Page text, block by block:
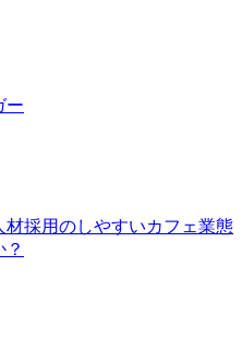
ー
材採用のしやすいカフェ業態